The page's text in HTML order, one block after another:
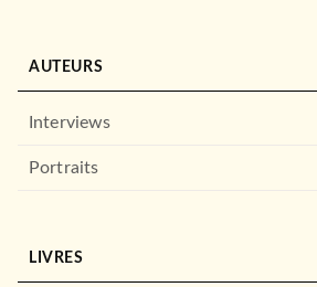
AUTEURS
Interviews
Portraits
LIVRES